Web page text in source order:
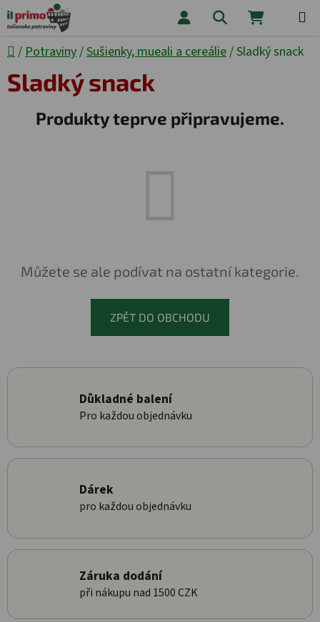
Přejít na obsah Hledat
Domů
/ Potraviny/Sušienky, mueali a cereálie/Sladký snack
Sladký snack
Produkty teprve připravujeme.
Můžete se ale podívat na ostatní kategorie.
ZPĚT DO OBCHODU
Důkladné balení
Pro každou objednávku
Dárek
pro každou objednávku
Záruka dodání
při nákupu nad 1500 CZK